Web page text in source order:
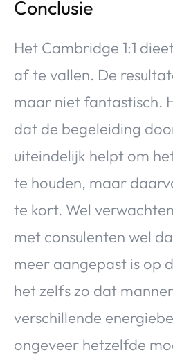
Conclusie
Het Cambridge 1:1
af te vallen. De
maar niet fantastisch.
dat de begeleiding
uiteindelijk helpt om
te houden, maar
te kort. Wel
met consulenten wel
meer aangepast is op
het zelfs zo dat
verschillende
ongeveer hetzelfde